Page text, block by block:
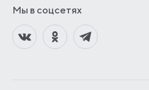
Мы в соцсетях